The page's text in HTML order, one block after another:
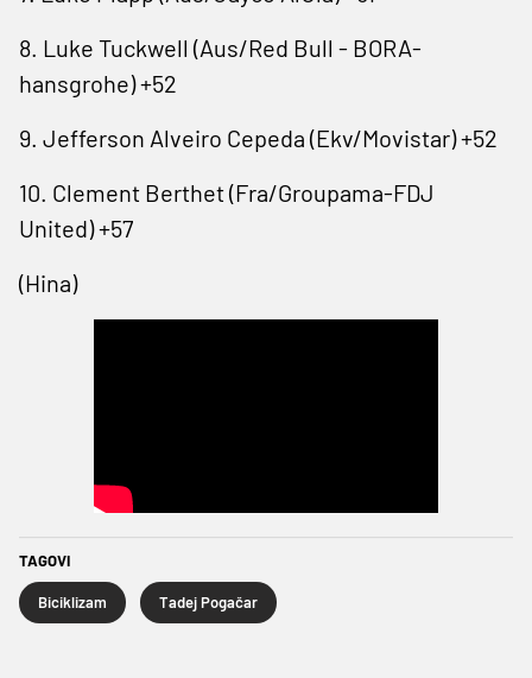
8. Luke Tuckwell (Aus/Red Bull - BORA-
hansgrohe) +52
9. Jefferson Alveiro Cepeda (Ekv/Movistar) +52
10. Clement Berthet (Fra/Groupama-FDJ
United) +57
(Hina)
TAGOVI
Biciklizam Tadej Pogačar